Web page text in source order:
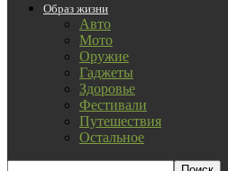
Образ жизни
Авто
Мото
Оружие
Гаджеты
Здоровье
Фестивали
Путешествия
Остальное